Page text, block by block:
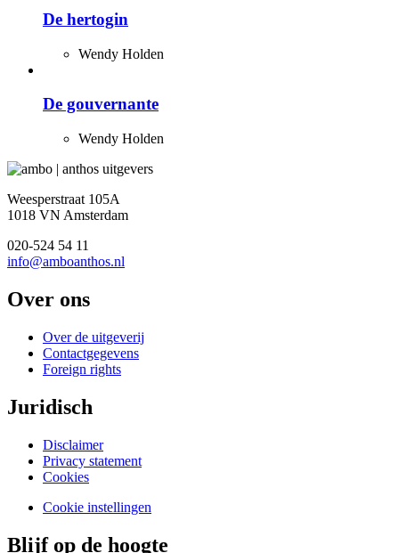
De hertogin
Wendy Holden
De gouvernante
Wendy Holden
Weesperstraat 105A
1018 VN Amsterdam
020-524 54 11
info@amboanthos.nl
Over ons
Over de uitgeverij
Contactgegevens
Foreign rights
Juridisch
Disclaimer
Privacy statement
Cookies
Cookie instellingen
Blijf op de hoogte